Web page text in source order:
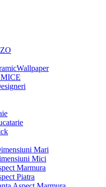
Mari
Mici
Marmura
Piatra